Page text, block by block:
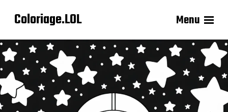
Coloriage.LOL Menu